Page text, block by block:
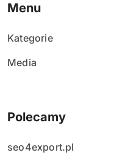
Menu
Kategorie
Media
Polecamy
seo4export.pl